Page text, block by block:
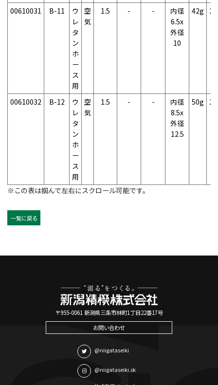
00610031 B-11
ウ
レ
タ
ン
ホ
ー
ス
用
空
気
1.5 - -
内径
6.5x
外径
10
42g
00610032 B-12
ウ
レ
タ
ン
ホ
ー
ス
用
空
気
1.5 - -
内径
8.5x
外径
12.5
50g
※この表は掴んで左右にスクロール可能です。
一覧に戻る
〒955-0061 新潟県三条市林町1丁目22番17号
お問い合わせ
@niigataseiki
@niigataseiki.sk